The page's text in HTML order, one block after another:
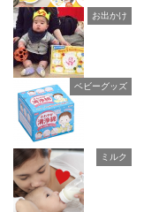
お出かけ
ベビーグッズ
ミルク